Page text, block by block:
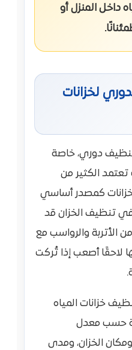
داخل المنزل أو
لخزانات
تنظيف دوري، خاصة
الكثير من
كمصدر أساسي
في تنظيف الخزان قد
الأتربة والرواسب مع
لاحقًا أصعب إذا تُركت
خزانات المياه
حسب معدل
ومكان الخزان، ومدى